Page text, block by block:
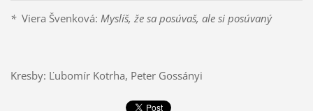
* Viera Švenková: Myslíš, že sa posúvaš, ale si posúvaný
Kresby: Ľubomír Kotrha, Peter Gossányi